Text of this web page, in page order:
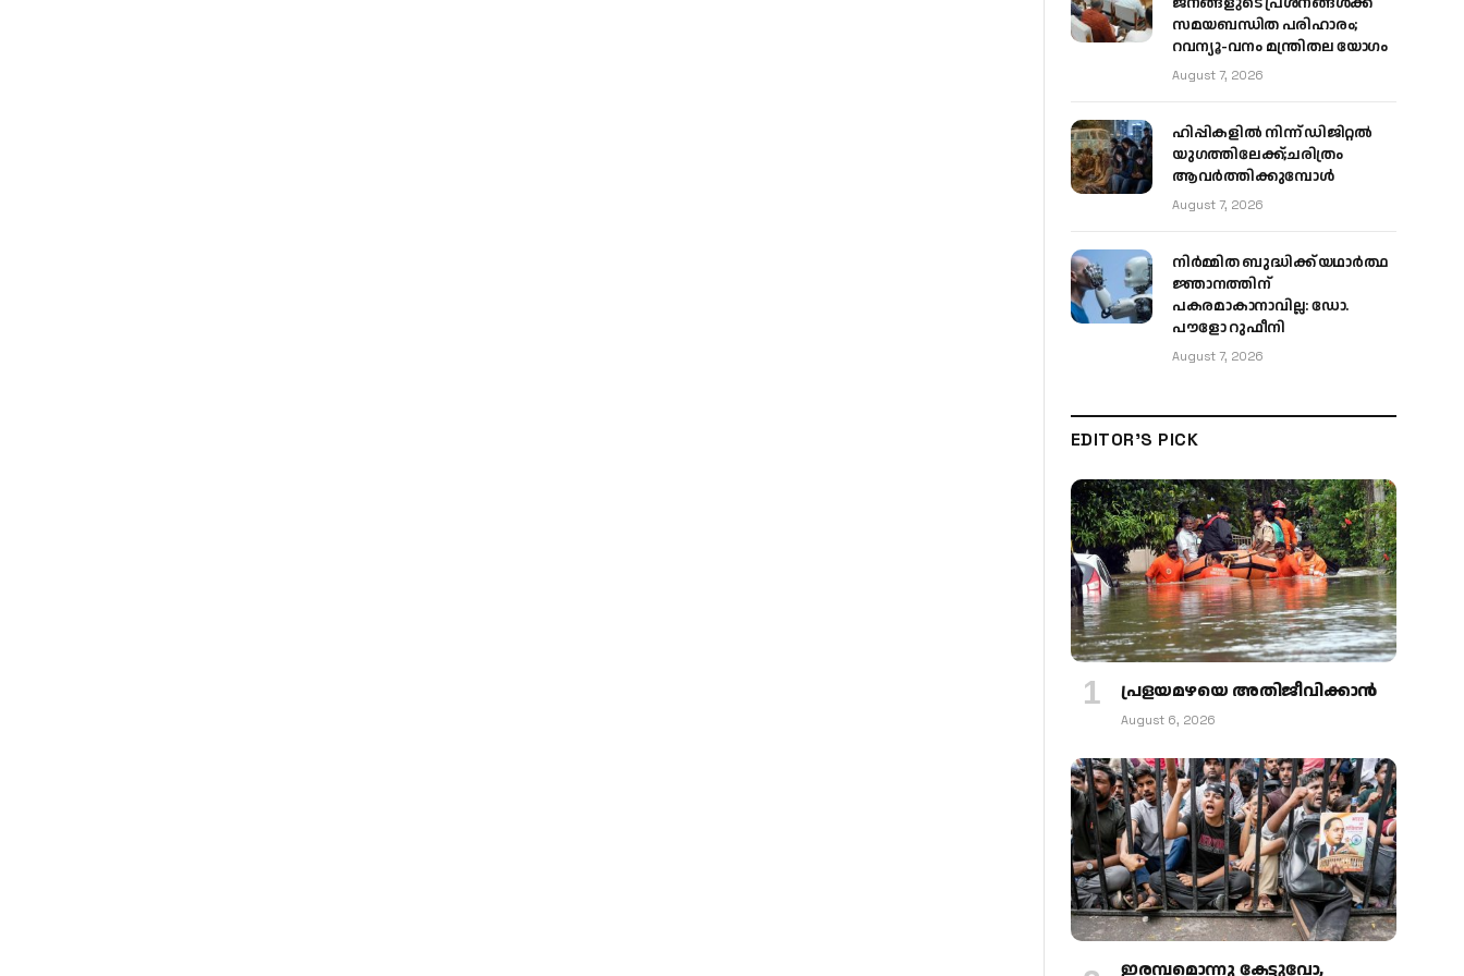
സമയബന്ധിത പരിഹാരം;
റവന്യൂ-വനം മന്ത്രിതല യോഗം
August 7, 2026
ഹിപ്പികളില്‍ നിന്ന് ഡിജിറ്റല്‍
യുഗത്തിലേക്ക്;ചരിത്രം
ആവര്‍ത്തിക്കുമ്പോള്‍
August 7, 2026
നിർമ്മിത ബുദ്ധിക്ക് യഥാർത്ഥ
ജ്ഞാനത്തിന്
പകരമാകാനാവില്ല: ഡോ.
പൗളോ റുഫീനി
August 7, 2026
EDITOR'S PICK
പ്രളയമഴയെ അതിജീവിക്കാന്‍
August 6, 2026
ഇരമ്പമൊന്നു കേട്ടുവോ,